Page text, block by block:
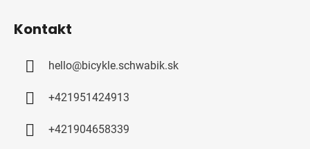
Kontakt
hello@bicykle.schwabik.sk
+421951424913
+421904658339